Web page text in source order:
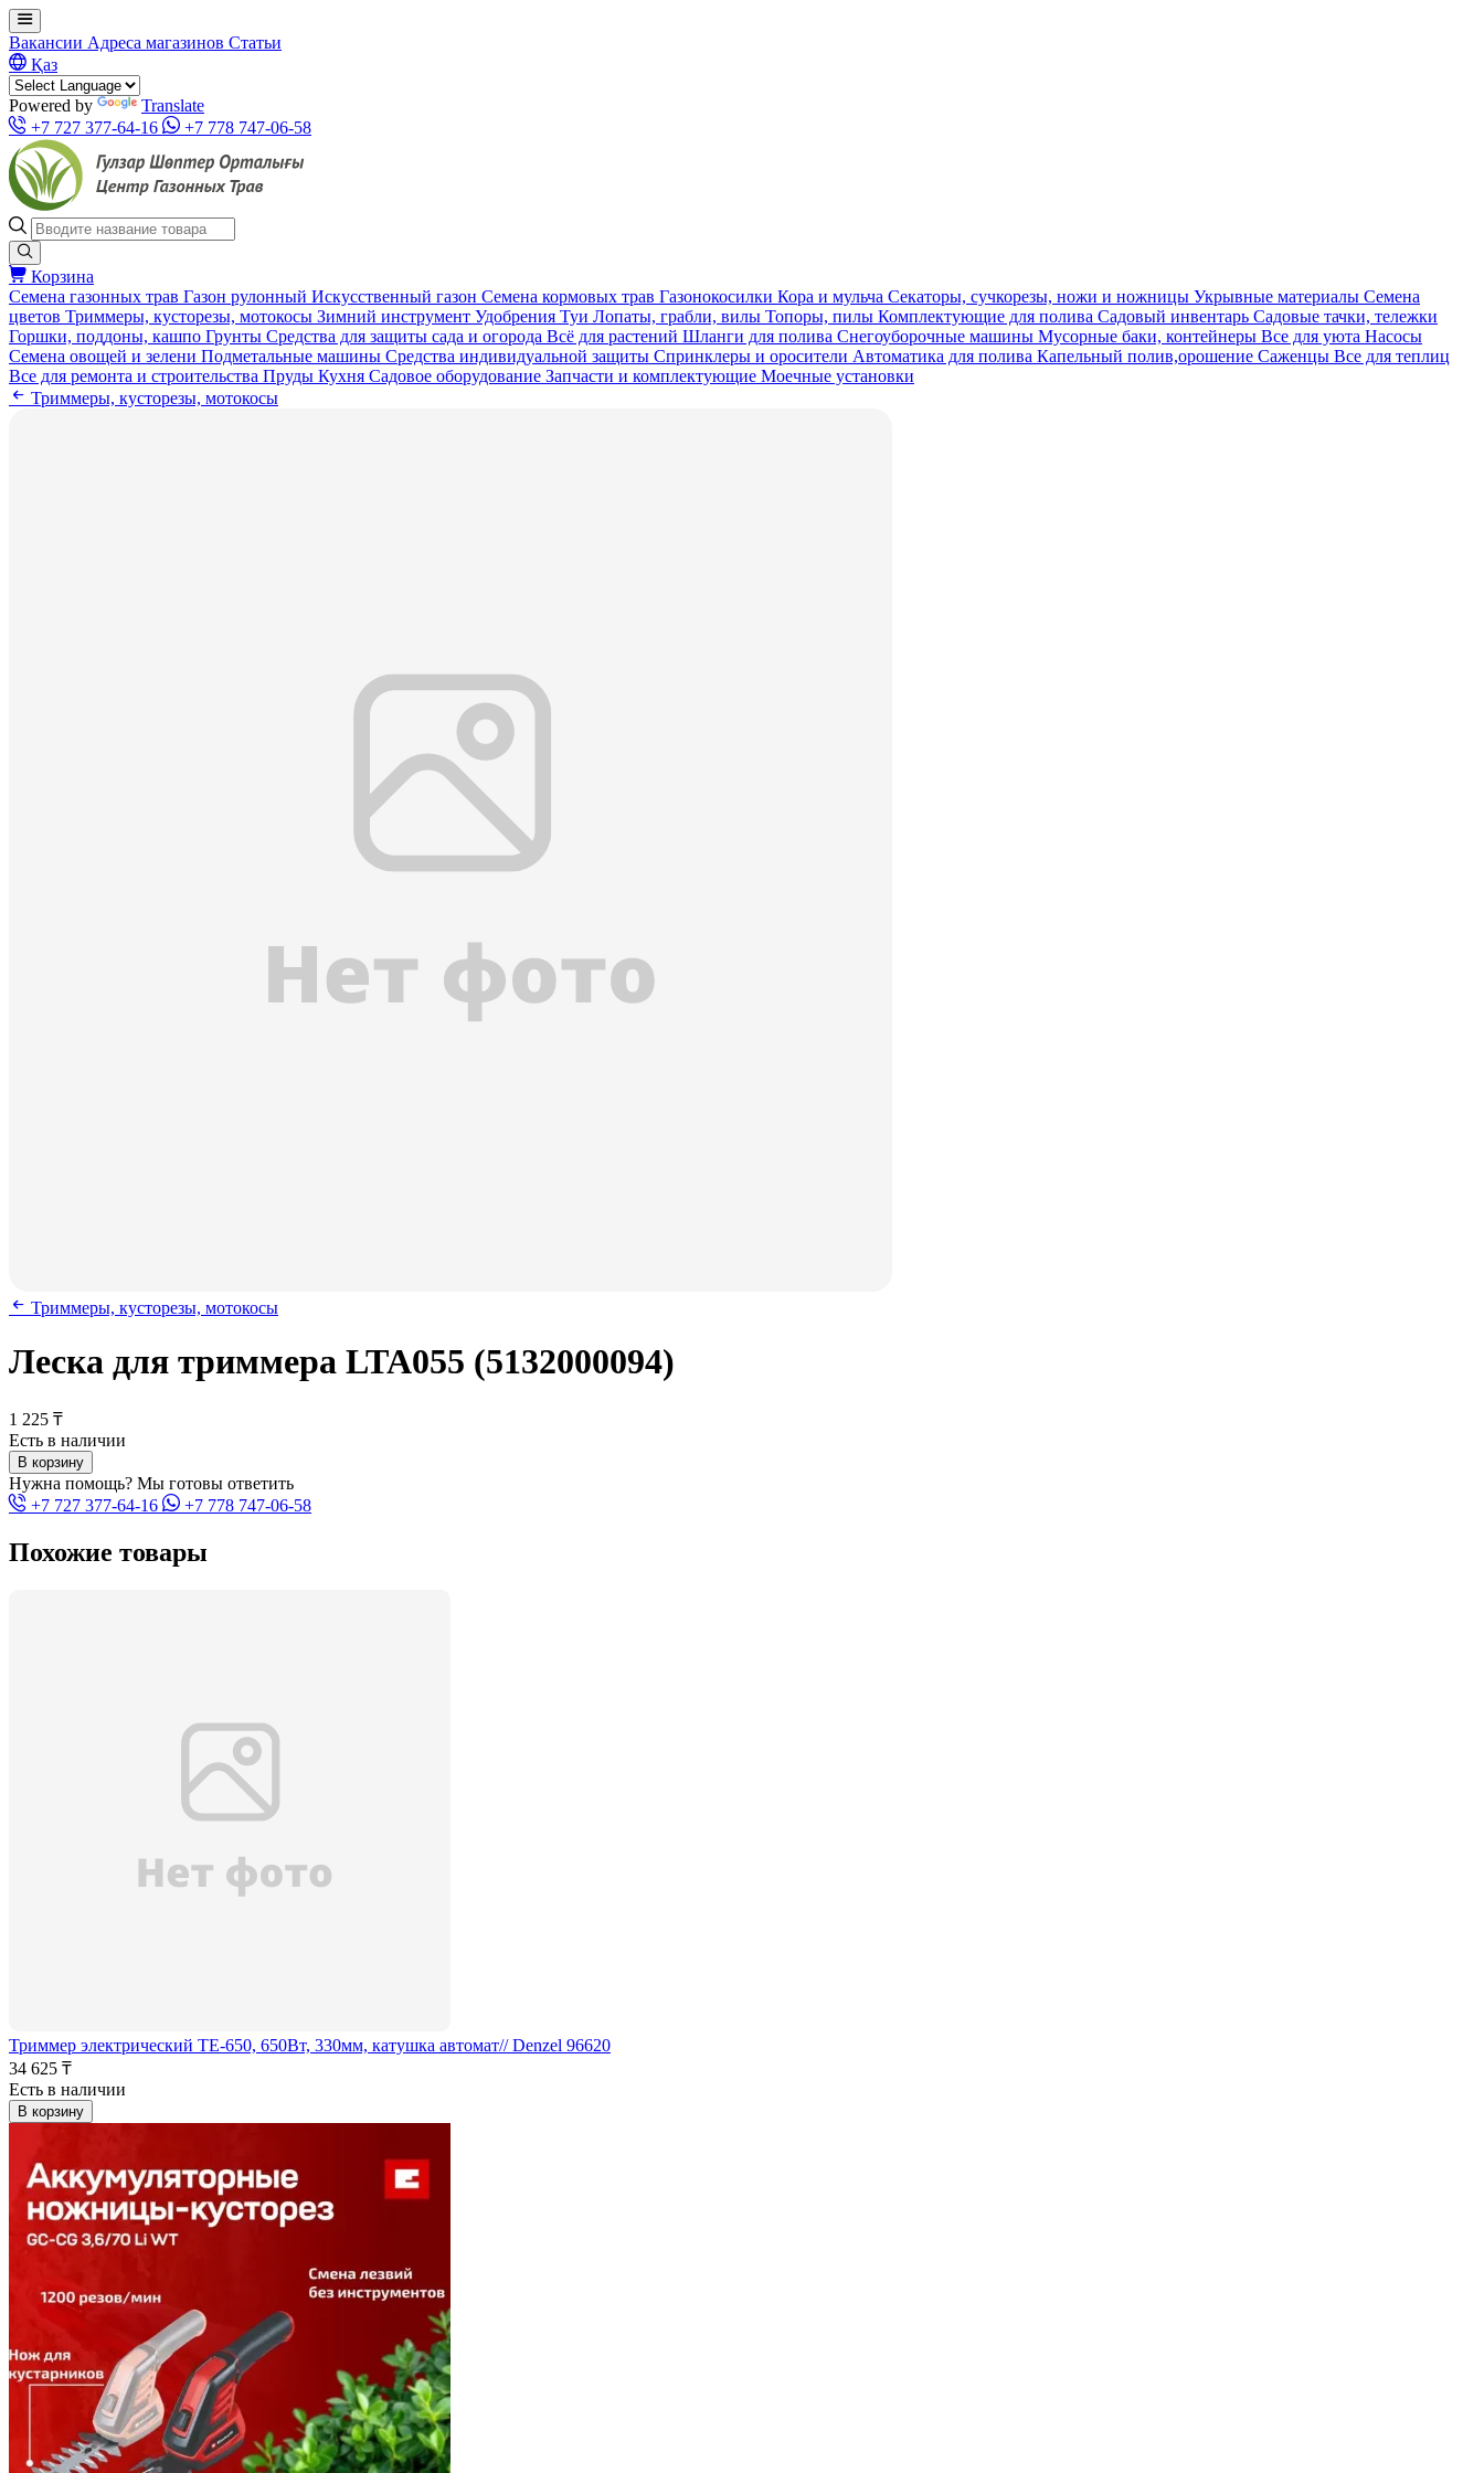
Вакансии Адреса магазинов Статьи
Қаз
Powered by
Translate
+7 727 377-64-16
+7 778 747-06-58
Корзина
Семена газонных трав Газон рулонный Искусственный газон Семена кормовых трав Газонокосилки Кора и мульча Секаторы, сучкорезы, ножи и ножницы Укрывные материалы Семена
цветов Триммеры, кусторезы, мотокосы Зимний инструмент Удобрения Туи Лопаты, грабли, вилы Топоры, пилы Комплектующие для полива Садовый инвентарь Садовые тачки, тележки
Горшки, поддоны, кашпо Грунты Средства для защиты сада и огорода Всё для растений Шланги для полива Снегоуборочные машины Мусорные баки, контейнеры Все для уюта Насосы
Семена овощей и зелени Подметальные машины Средства индивидуальной защиты Спринклеры и оросители Автоматика для полива Капельный полив,орошение Саженцы Все для теплиц
Все для ремонта и строительства Пруды Кухня Садовое оборудование Запчасти и комплектующие Моечные установки
Триммеры, кусторезы, мотокосы
Триммеры, кусторезы, мотокосы
Леска для триммера LTA055 (5132000094)
1 225 ₸
Есть в наличии
В корзину
Нужна помощь? Мы готовы ответить
+7 727 377-64-16
+7 778 747-06-58
Похожие товары
Триммер электрический TE-650, 650Вт, 330мм, катушка автомат// Denzel 96620
34 625 ₸
Есть в наличии
В корзину